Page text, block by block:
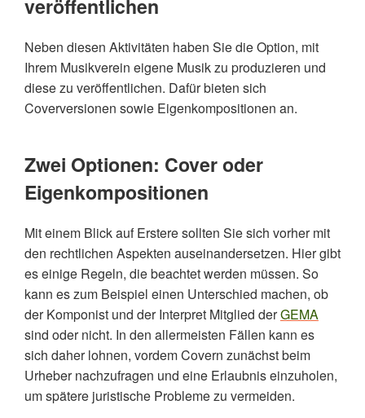
veröffentlichen
Neben diesen Aktivitäten haben Sie die Option, mit
Ihrem Musikverein eigene Musik zu produzieren und
diese zu veröffentlichen. Dafür bieten sich
Coverversionen sowie Eigenkompositionen an.
Zwei Optionen: Cover oder
Eigenkompositionen
Mit einem Blick auf Erstere sollten Sie sich vorher mit
den rechtlichen Aspekten auseinandersetzen. Hier gibt
es einige Regeln, die beachtet werden müssen. So
kann es zum Beispiel einen Unterschied machen, ob
der Komponist und der Interpret Mitglied derGEMA
sind oder nicht. In den allermeisten Fällen kann es
sich daher lohnen, vordem Covern zunächst beim
Urheber nachzufragen und eine Erlaubnis einzuholen,
um spätere juristische Probleme zu vermeiden.